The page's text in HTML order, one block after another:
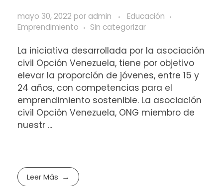
mayo 30, 2022 por admin
Educación
Emprendimiento
Sin categorizar
La iniciativa desarrollada por la asociación
civil Opción Venezuela, tiene por objetivo
elevar la proporción de jóvenes, entre 15 y
24 años, con competencias para el
emprendimiento sostenible. La asociación
civil Opción Venezuela, ONG miembro de
nuestr ...
Leer Más